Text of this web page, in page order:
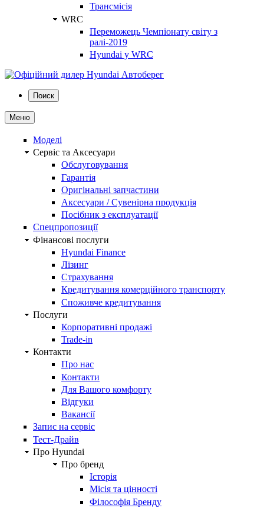
Трансмісія
WRC
Переможець Чемпіонату світу з
ралі-2019
Hyundai у WRC
Поиск
Меню
Моделі
Сервіс та Аксесуари
Обслуговування
Гарантія
Оригінальні запчастини
Аксесуари / Сувенірна продукція
Посібник з експлуатації
Спецпропозиції
Фінансові послуги
Hyundai Finance
Лізинг
Страхування
Кредитування комерційного транспорту
Споживче кредитування
Послуги
Корпоративні продажі
Trade-in
Контакти
Про нас
Контакти
Для Вашого комфорту
Відгуки
Вакансії
Запис на сервіс
Тест-Драйв
Про Hyundai
Про бренд
Історія
Місія та цінності
Філософія Бренду